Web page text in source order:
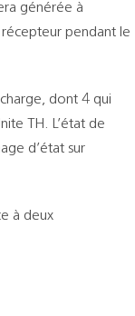
générée à
récepteur pendant le
dont 4 qui
TH. L’état de
d’état sur
à deux